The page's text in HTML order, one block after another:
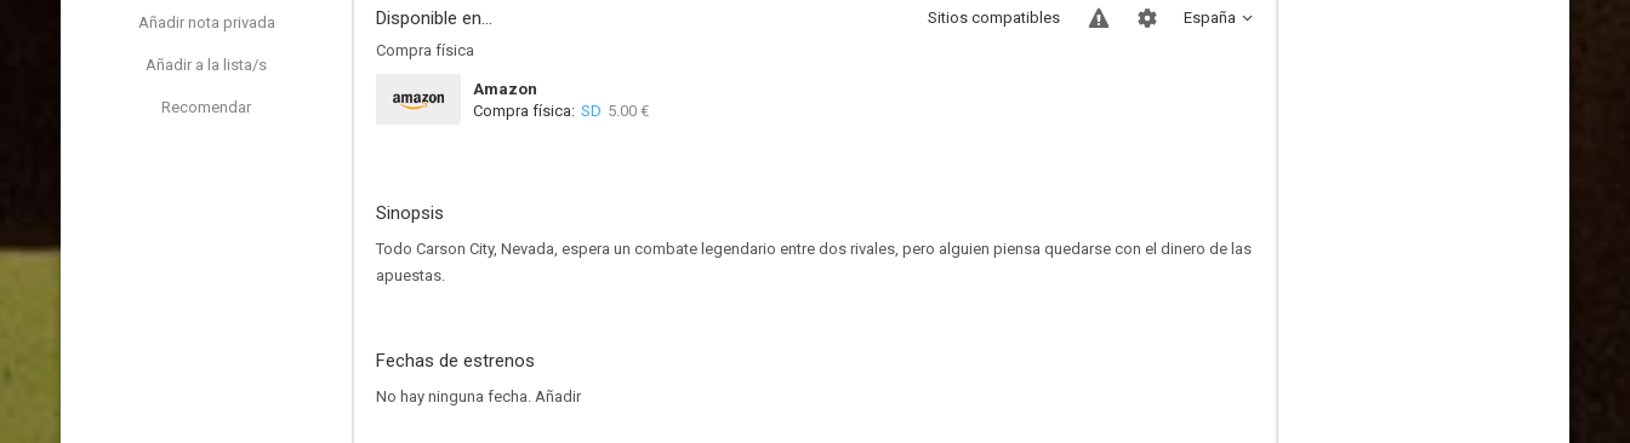
Añadir nota privada
Añadir a la lista/s
Recomendar
Disponible en... España
Sitios compatibles
Compra física
Amazon
Compra física: SD 5.00 €
Sinopsis
Todo Carson City, Nevada, espera un combate legendario entre dos rivales, pero alguien piensa quedarse con el dinero de las
apuestas.
Fechas de estrenos
No hay ninguna fecha. Añadir